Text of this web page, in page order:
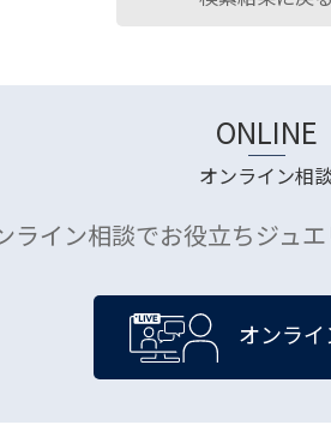
ONLINE
オンライン相
ライン相談でお役立ちジュ
オンライ